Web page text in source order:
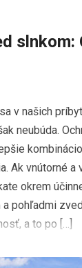
slnkom:
v našich
neubúda.
Ak vnútorné a
okrem
pohľadmi
a to po […]